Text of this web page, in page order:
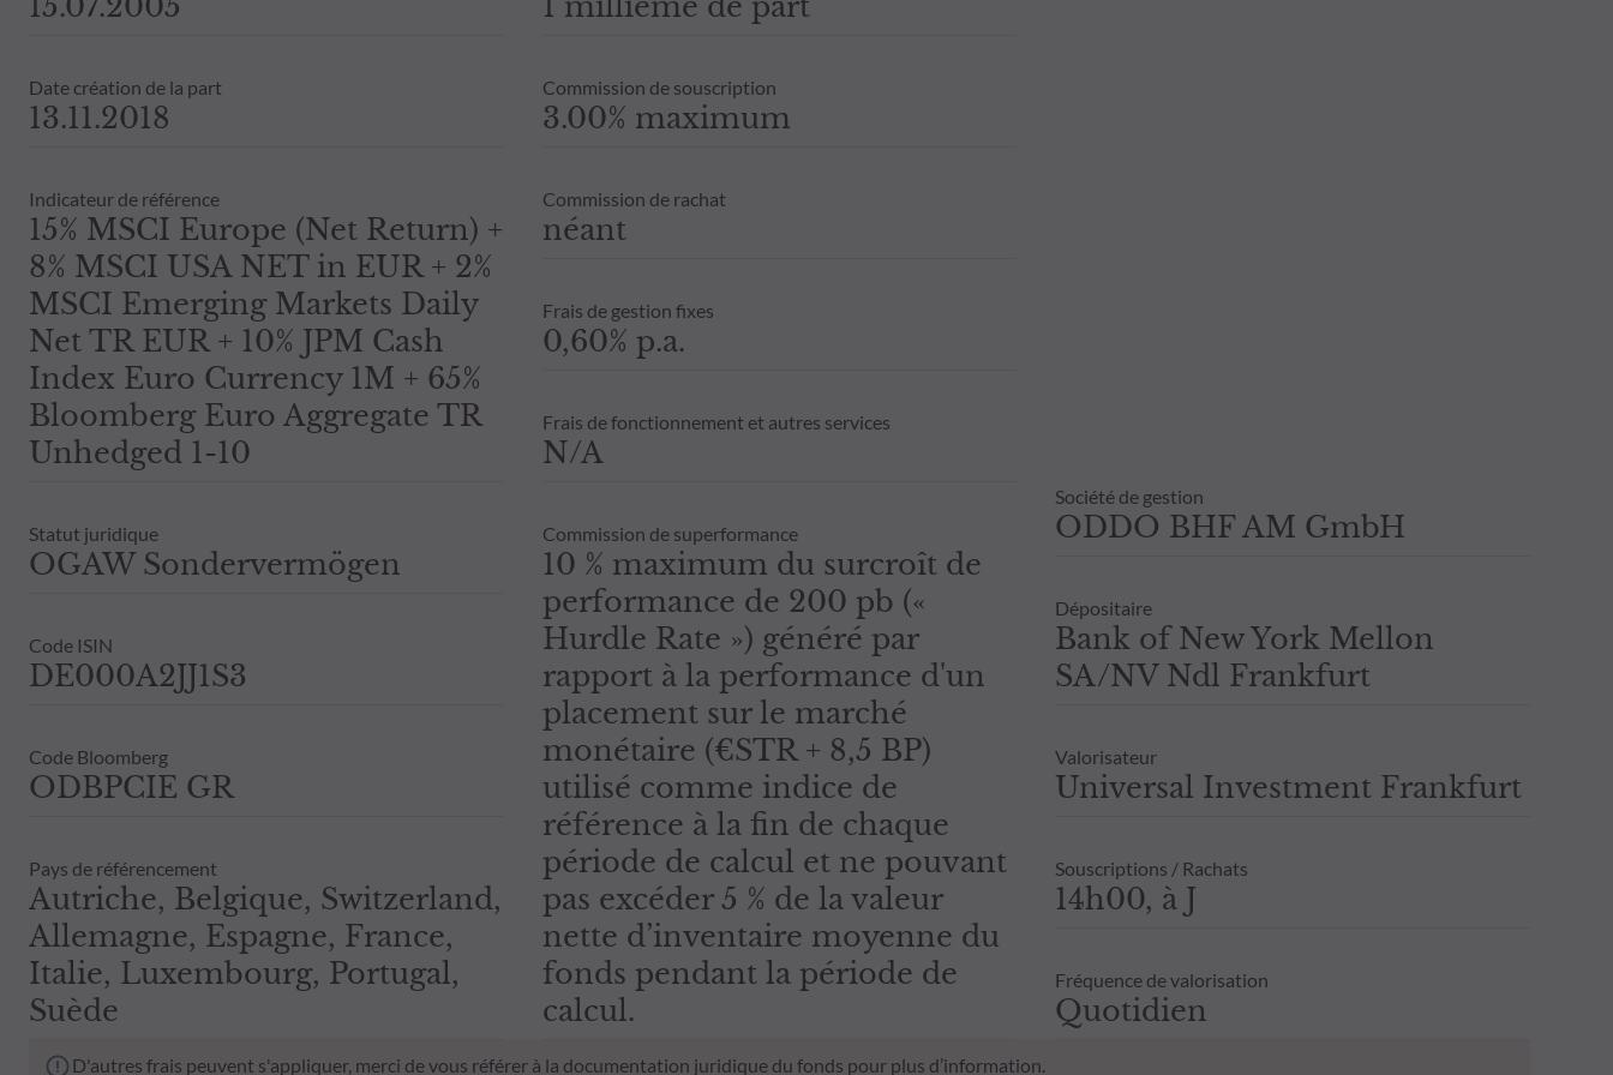
Date création de la part
13.11.2018
Indicateur de référence
15% MSCI Europe (Net Return) +
8% MSCI USA NET in EUR + 2%
MSCI Emerging Markets Daily
Net TR EUR + 10% JPM Cash
Index Euro Currency 1M + 65%
Bloomberg Euro Aggregate TR
Unhedged 1-10
Statut juridique
OGAW Sondervermögen
Code ISIN
DE000A2JJ1S3
Code Bloomberg
ODBPCIE GR
Pays de référencement
Autriche, Belgique, Switzerland,
Allemagne, Espagne, France,
Italie, Luxembourg, Portugal,
Suède
Commission de souscription
3.00% maximum
Commission de rachat
néant
Frais de gestion fixes
0,60% p.a.
Frais de fonctionnement et autres services
N/A
Commission de superformance
10 % maximum du surcroît de
performance de 200 pb («
Hurdle Rate ») généré par
rapport à la performance d'un
placement sur le marché
monétaire (€STR + 8,5 BP)
utilisé comme indice de
référence à la fin de chaque
période de calcul et ne pouvant
pas excéder 5 % de la valeur
nette d’inventaire moyenne du
fonds pendant la période de
calcul.
Société de gestion
ODDO BHF AM GmbH
Dépositaire
Bank of New York Mellon
SA/NV Ndl Frankfurt
Valorisateur
Universal Investment Frankfurt
Souscriptions / Rachats
14h00, à J
Fréquence de valorisation
Quotidien
D'autres frais peuvent s'appliquer, merci de vous référer à la documentation juridique du fonds pour plus d’information.